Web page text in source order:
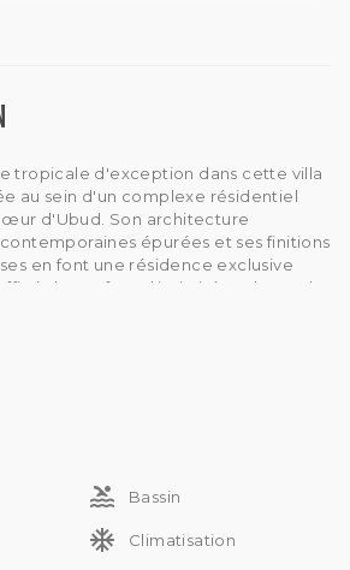
tropicale d'exception dans cette villa
au sein d'un complexe résidentiel
d'Ubud. Son architecture
épurées et ses finitions
en font une résidence exclusive
de confort, d'intimité et d'un style
agencement ouvert avec de
pensé pour créer un
nature, tout en préservant une
d'installations exceptionnelles
un espace de coworking, une
pool Bassin
ac_unit Climatisation